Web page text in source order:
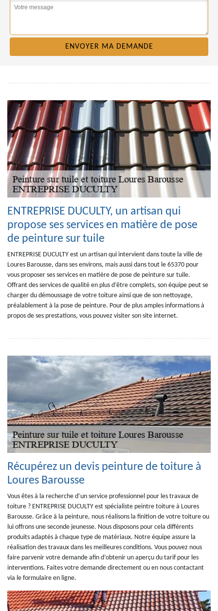
ENTREPRISE DUCULTY, un artisan qui
propose ses services en matière de pose
de peinture sur tuile
ENTREPRISE DUCULTY est un artisan qui intervient dans toute la ville de
Loures Barousse, dans ses environs, mais aussi dans tout le 65370 pour
vous proposer ses services en matière de pose de peinture sur tuile.
Offrant des services de qualité en plus d’être complets, son équipe peut se
charger du démoussage de votre toiture ainsi que de son nettoyage,
préalablement à la pose de peinture. Pour de plus amples informations à
propos de ses prestations, vous pouvez visiter son site internet.
Récupérez un devis peinture de toiture à
Loures Barousse
Vous êtes à la recherche d’un service professionnel pour les travaux de
toiture ? ENTREPRISE DUCULTY est spécialiste peintre toiture à Loures
Barousse. Grâce à la peinture, nous réalisons la finition de votre toiture ou
lui offrons une seconde jeunesse. Nous disposons pour cela différents
produits adaptés à chaque type de matériaux. Notre équipe assure la
réalisation des travaux dans les meilleures conditions. Vous pouvez nous
faire parvenir votre demande afin d’obtenir un aperçu du tarif pour les
interventions. Faites votre demande directement ou en nous contactant
via le formulaire en ligne.